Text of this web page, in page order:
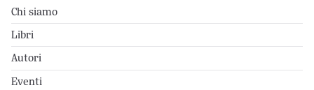
Chi siamo
Libri
Autori
Eventi